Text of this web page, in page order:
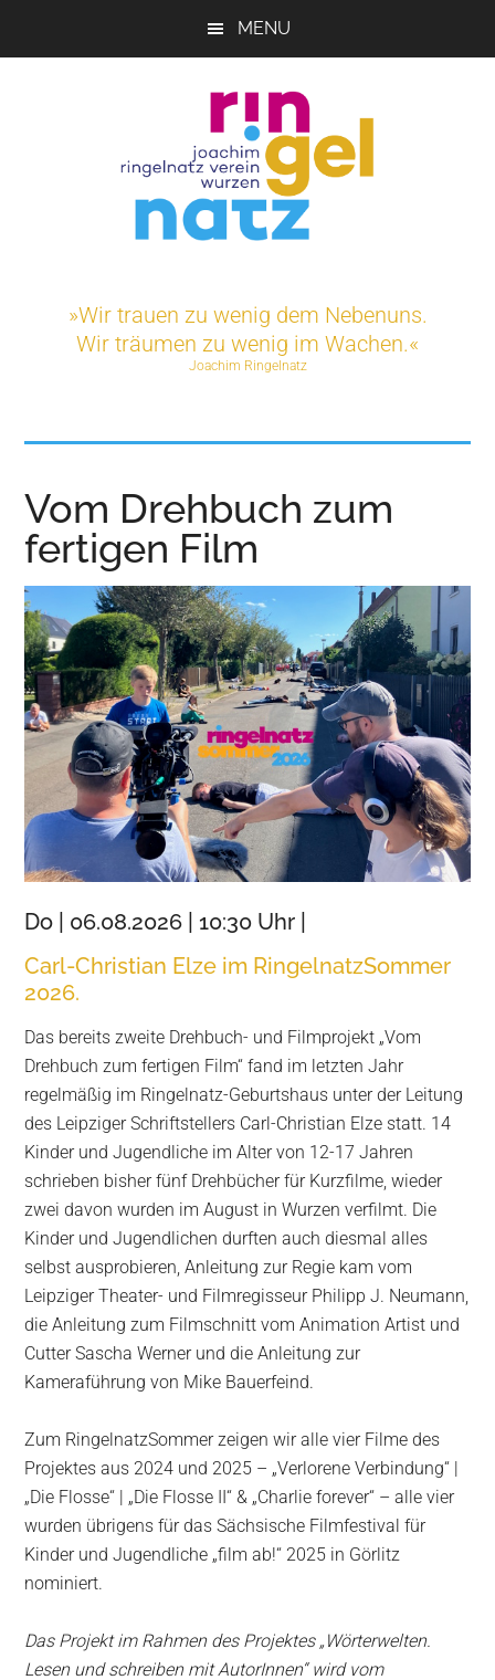
MENU
Ringelnatz-
Verein
e.V.
Projekte
in
Wurzen
»Wir trauen zu wenig dem Nebenuns.
Wir träumen zu wenig im Wachen.«
Joachim Ringelnatz
Vom Drehbuch zum
fertigen Film
Do | 06.08.2026 | 10:30 Uhr |
Carl-Christian Elze im RingelnatzSommer
2026.
Das bereits zweite Drehbuch- und Filmprojekt „Vom
Drehbuch zum fertigen Film“ fand im letzten Jahr
regelmäßig im Ringelnatz-Geburtshaus unter der Leitung
des Leipziger Schriftstellers Carl-Christian Elze statt. 14
Kinder und Jugendliche im Alter von 12-17 Jahren
schrieben bisher fünf Drehbücher für Kurzfilme, wieder
zwei davon wurden im August in Wurzen verfilmt. Die
Kinder und Jugendlichen durften auch diesmal alles
selbst ausprobieren, Anleitung zur Regie kam vom
Leipziger Theater- und Filmregisseur Philipp J. Neumann,
die Anleitung zum Filmschnitt vom Animation Artist und
Cutter Sascha Werner und die Anleitung zur
Kameraführung von Mike Bauerfeind.
Zum RingelnatzSommer zeigen wir alle vier Filme des
Projektes aus 2024 und 2025 – „Verlorene Verbindung“ |
„Die Flosse“ | „Die Flosse II“ & „Charlie forever“ – alle vier
wurden übrigens für das Sächsische Filmfestival für
Kinder und Jugendliche „film ab!“ 2025 in Görlitz
nominiert.
Das Projektim Rahmen des Projektes „Wörterwelten.
Lesen und schreiben mit AutorInnen“ wird vom